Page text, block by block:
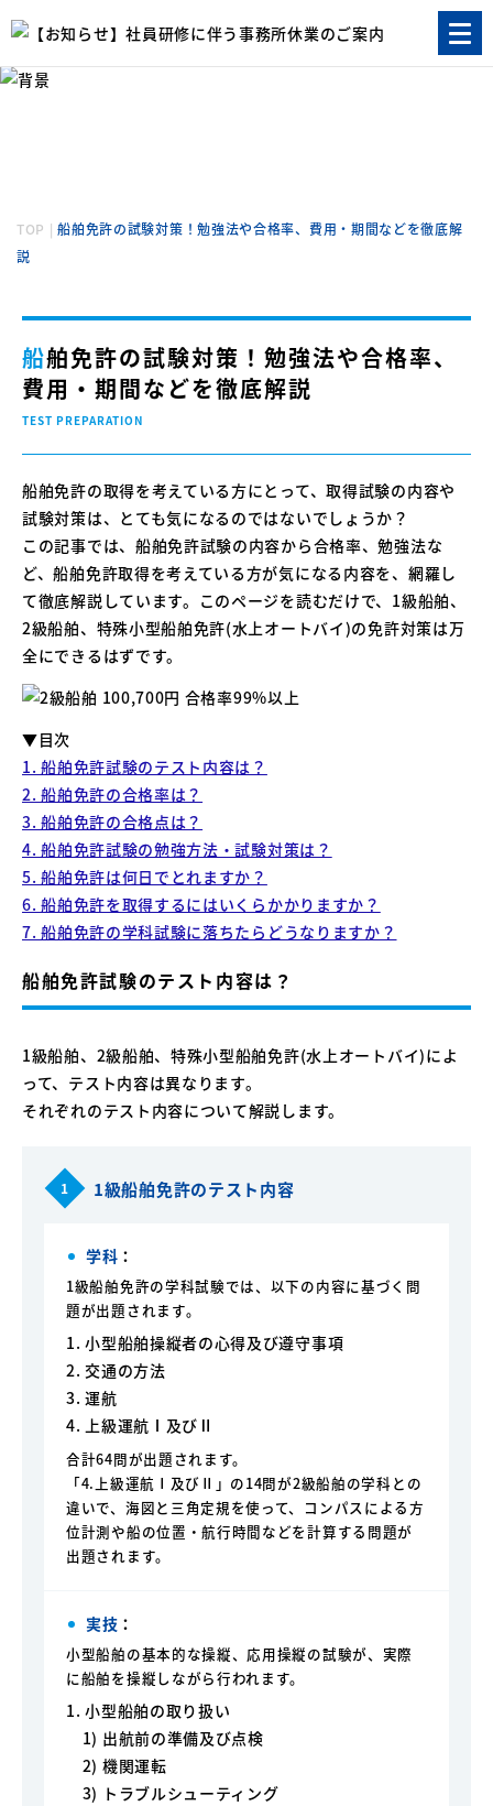
TOP |船舶免許の試験対策！勉強法や合格率、費用・期間などを徹底解
説
船舶免許の試験対策！勉強法や合格率、
費用・期間などを徹底解説
TEST PREPARATION
船舶免許の取得を考えている方にとって、取得試験の内容や
試験対策は、とても気になるのではないでしょうか？
この記事では、船舶免許試験の内容から合格率、勉強法な
ど、船舶免許取得を考えている方が気になる内容を、網羅し
て徹底解説しています。このページを読むだけで、1級船舶、
2級船舶、特殊小型船舶免許(水上オートバイ)の免許対策は万
全にできるはずです。
▼目次
1. 船舶免許試験のテスト内容は？
2. 船舶免許の合格率は？
3. 船舶免許の合格点は？
4. 船舶免許試験の勉強方法・試験対策は？
5. 船舶免許は何日でとれますか？
6. 船舶免許を取得するにはいくらかかりますか？
7. 船舶免許の学科試験に落ちたらどうなりますか？
船舶免許試験のテスト内容は？
1級船舶、2級船舶、特殊小型船舶免許(水上オートバイ)によ
って、テスト内容は異なります。
それぞれのテスト内容について解説します。
1 1級船舶免許のテスト内容
学科 ：
1級船舶免許の学科試験では、以下の内容に基づく問
題が出題されます。
1. 小型船舶操縦者の心得及び遵守事項
2. 交通の方法
3. 運航
4. 上級運航Ⅰ及びⅡ
合計64問が出題されます。
「4.上級運航Ⅰ及びⅡ」の14問が2級船舶の学科との
違いで、海図と三角定規を使って、コンパスによる方
位計測や船の位置・航行時間などを計算する問題が
出題されます。
実技 ：
小型船舶の基本的な操縦、応用操縦の試験が、実際
に船舶を操縦しながら行われます。
1. 小型船舶の取り扱い
1) 出航前の準備及び点検
2) 機関運転
3) トラブルシューティング